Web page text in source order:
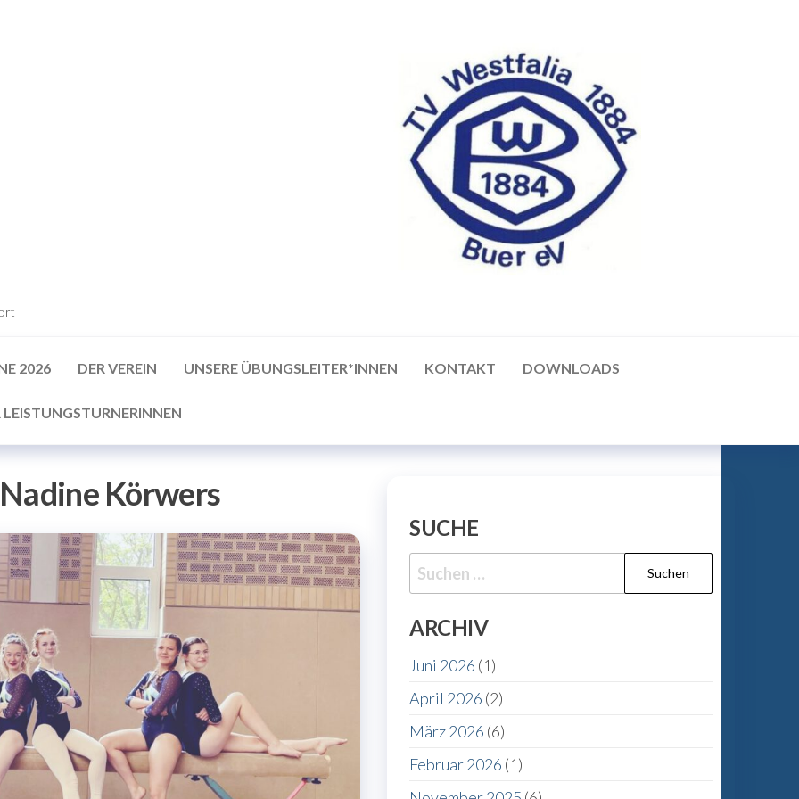
2026 DER VEREIN UNSERE ÜBUNGSLEITER*INNEN KONTAKT DOWNLOADS
Nadine Körwers
SUCHE
Suche
nach:
ARCHIV
Juni 2026 (1)
April 2026 (2)
März 2026 (6)
Februar 2026 (1)